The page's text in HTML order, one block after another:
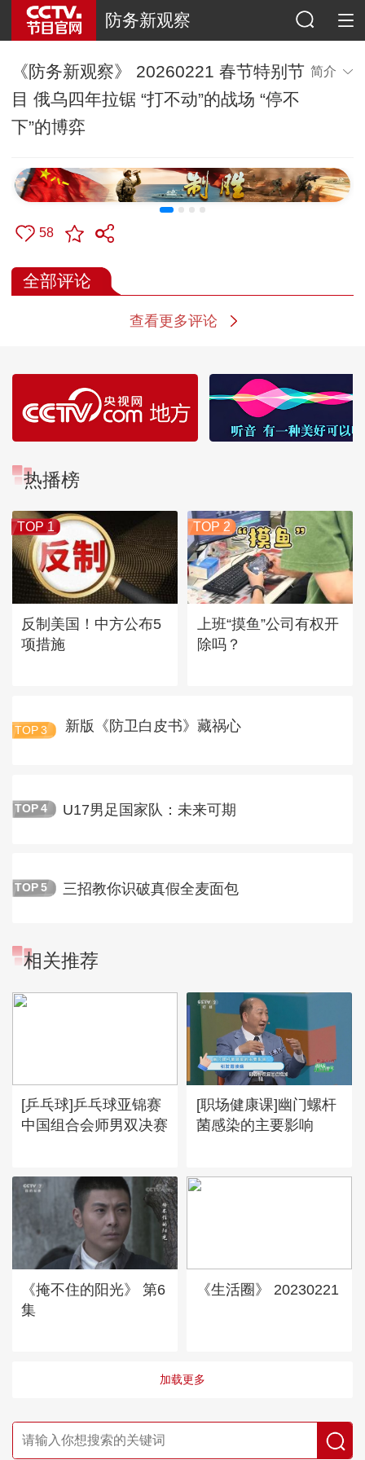
防务新观察
《防务新观察》 20260221 春节特别节
目 俄乌四年拉锯 “打不动”的战场 “停不
下”的博弈
简介
58
全部评论
查看更多评论
热播榜
TOP 1
反制美国！中方公布5
项措施
TOP 2
上班“摸鱼”公司有权开
除吗？
TOP 3 新版《防卫白皮书》藏祸心
TOP 4 U17男足国家队：未来可期
TOP 5 三招教你识破真假全麦面包
相关推荐
[乒乓球]乒乓球亚锦赛
中国组合会师男双决赛
[职场健康课]幽门螺杆
菌感染的主要影响
《掩不住的阳光》 第6
集
《生活圈》 20230221
加载更多